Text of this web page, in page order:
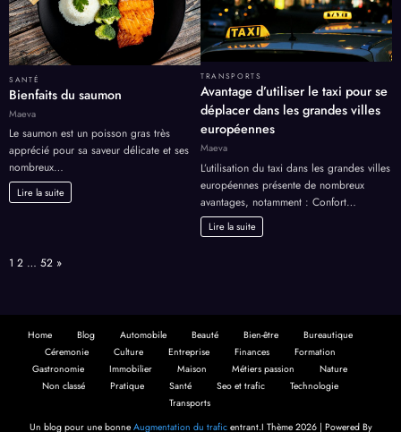
SANTÉ
Bienfaits du saumon
Maeva
Le saumon est un poisson gras très
apprécié pour sa saveur délicate et ses
nombreux…
Lire la suite
TRANSPORTS
Avantage d’utiliser le taxi pour se
déplacer dans les grandes villes
européennes
Maeva
L’utilisation du taxi dans les grandes villes
européennes présente de nombreux
avantages, notamment : Confort…
Lire la suite
Page:
1 2 … 52 Next
»
Home Blog Automobile Beauté Bien-être
Bureautique
Céremonie
Culture Entreprise Finances
Formation
Gastronomie
Immobilier Maison Métiers passion
Nature
Non classé
Pratique Santé Seo et trafic
Technologie
Transports
Un blog pour une bonne Augmentation du traficentrant.I Thème 2026 | Powered By